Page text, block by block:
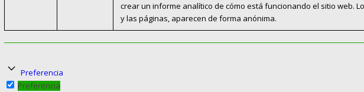
crear un informe analítico de cómo está funcionando el sitio web.
y las páginas, aparecen de forma anónima.
Preferencia
Preferencia